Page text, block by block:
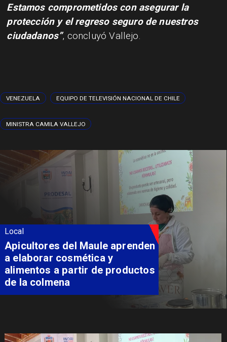
Estamos comprometidos con asegurar la
protección y el regreso seguro de nuestros
ciudadanos”, concluyó Vallejo.
VENEZUELA EQUIPO DE TELEVISIÓN NACIONAL DE CHILE
MINISTRA CAMILA VALLEJO
Local
Álvarez-Salamanca destaca
inversión regional en el inicio
de obras de la Subcomisaría
Maule Norte